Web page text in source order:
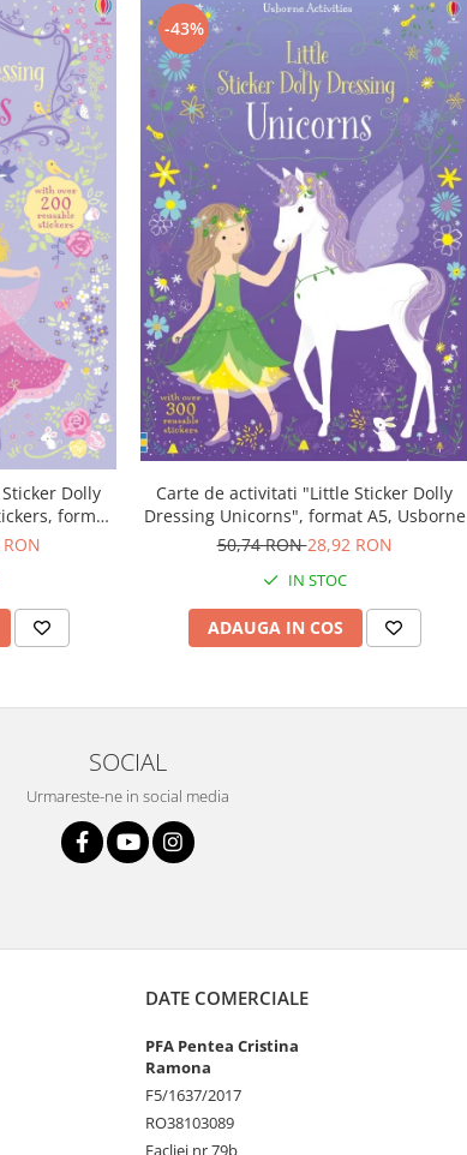
Dolly
format
-43%
Carte de activitati "Little Sticker Dolly
Dressing Unicorns", format A5, Usborne
50,74 RON28,92 RON
IN STOC
ADAUGA IN COS
SOCIAL
Urmareste-ne in social media
DATE COMERCIALE
PFA Pentea Cristina
Ramona
F5/1637/2017
RO38103089
Facliei nr 79b